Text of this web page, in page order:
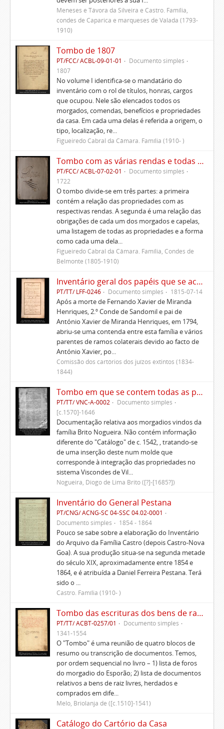
Meneses e Távora da Silveira e Castro. Família,
condes de Caparica e marqueses de Valada (1793-
1910)
Tombo de 1807
PT/FCC/ ACBL-09-01-01
Documento simples
1807
No volume I identifica-se o mandatário do
inventário com o rol de títulos, honras, cargos
que ocupou. Nele são elencados todos os
morgados, comendas, benefícios e propriedades
da casa. Em cada uma delas é referida a origem, o
tipo, localização, re...
Figueiredo Cabral da Câmara. Família (1910- )
Tombo com as várias rendas e todas as fazendas prazos e foros que pertencem a esta casa em que meu pai e senhor Pedro de Figueiredo se achava de posse até seu falecimento.
PT/FCC/ ACBL-07-02-01
Documento simples
1722
O tombo divide-se em três partes: a primeira
contém a relação das propriedades com as
respectivas rendas. A segunda é uma relação das
obrigações de cada um dos morgados e capelas,
uma listagem de todas as propriedades e a forma
como cada uma dela...
Figueiredo Cabral da Câmara. Família, Condes de
Belmonte (1805-1910)
Inventário geral dos papéis que se acharam por falecimento do Principal D. António Xavier de Miranda Henriques
PT/TT/ LFF-0246 Documento simples 1815-07-14
Após a morte de Fernando Xavier de Miranda
Henriques, 2.º Conde de Sandomil e pai de
António Xavier de Miranda Henriques, em 1794,
abriu-se uma contenda entre esta família e vários
parentes de ramos colaterais devido ao facto de
António Xavier, po...
Comissão dos cartórios dos juízos extintos (1834-
1844)
Tombo em que se contem todas as propriedades, rendas, foros, privilégios, bulas e alvarás dos morgados de Santa Ana e de São Lourenço de Lisboa, Gaião e Santo Estêvão de Beja
PT/TT/ VNC-A-0002
Documento simples
[c.1570]-1646
Documentação relativa aos morgadios vindos da
família Brito Nogueira. Não contém informação
diferente do "Catálogo" de c. 1542, , tratando-se
de uma inserção deste num molde que
corresponde à integração das propriedades no
sistema Viscondes de Vil...
Nogueira, Diogo de Lima Brito ([?]-[1685?])
Inventário do General Pestana
PT/CNG/ ACNG-SC 04-SSC 04.02-0001
Documento simples
1854 - 1864
Pouco se sabe sobre a elaboração do Inventário
do Arquivo da Família Castro (depois Castro-Nova
Goa). A sua produção situa-se na segunda metade
do século XIX, aproximadamente entre 1854 e
1864, e é atribuída a Daniel Ferreira Pestana. Terá
sido o ...
Castro. Família (1910- )
Tombo das escrituras dos bens de raiz e rendas do morgadio do Esporão e memorial delas
PT/TT/ ACBT-0257/01
Documento simples
1341-1554
O "Tombo" é uma reunião de quatro blocos de
resumo ou transcrição de documentos. Temos,
por ordem sequencial no livro – 1) lista de foros
do morgadio do Esporão; 2) lista de documentos
relativos a bens de raiz livres, herdados e
comprados em dife...
Melo, Briolanja de ([c.1510]-1541)
Catálogo do Cartório da Casa